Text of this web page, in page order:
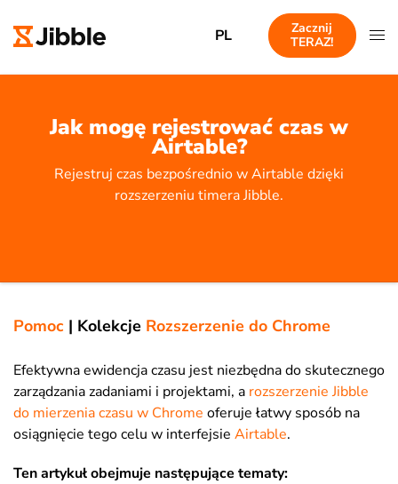
PL
Zacznij
TERAZ!
Jak mogę rejestrować czas w
Airtable?
Rejestruj czas bezpośrednio w Airtable dzięki
rozszerzeniu timera Jibble.
Pomoc | Kolekcje Rozszerzenie do Chrome
Efektywna ewidencja czasu jest niezbędna do skutecznego
zarządzania zadaniami i projektami, a rozszerzenie Jibble
do mierzenia czasu w Chrome oferuje łatwy sposób na
osiągnięcie tego celu w interfejsie Airtable.
Ten artykuł obejmuje następujące tematy: